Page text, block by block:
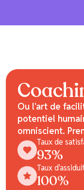
Ou l'art de
potentiel
omniscient.
Taux de
93%
Taux
100%